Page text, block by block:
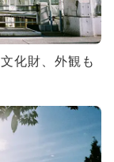
化財、外観も